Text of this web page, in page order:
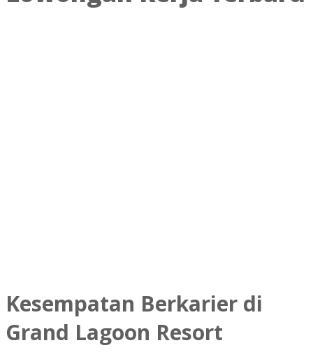
Kesempatan Berkarier di
Grand Lagoon Resort